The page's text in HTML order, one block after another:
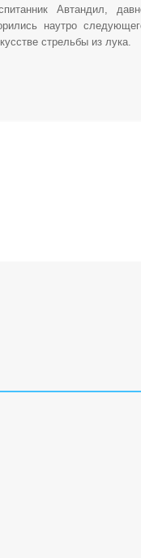
Автандил,
наутро
стрельбы из лука.